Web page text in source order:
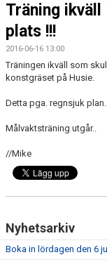
MATCHER
BILDGALLERI
KONTAKT
Träning
plats !!!
2016-06-16 13:00
Träningen ikväll som
konstgräset på Husie.
Detta pga. regnsjuk plan.
Målvaktsträning utgår..
//Mike
Nyhetsarkiv
Boka in lördagen den 6